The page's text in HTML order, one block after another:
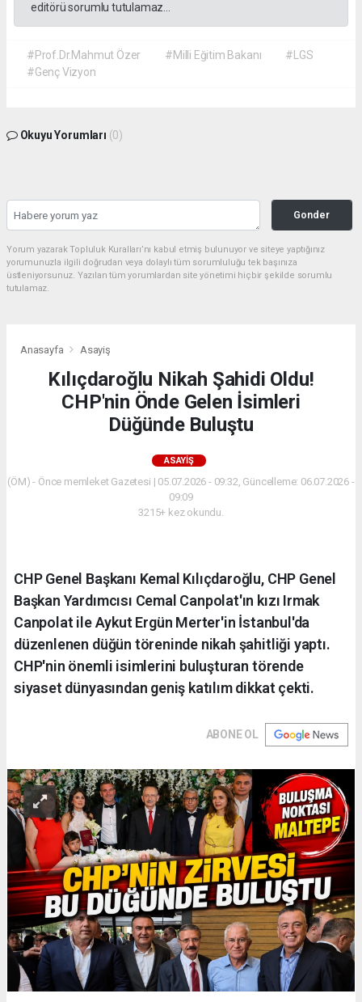
editörü sorumlu tutulamaz...
#Prof.Dr.Mahmut Özer #Milli Eğitim Bakanı
#LGS
#Genç Vizyon
Okuyu Yorumları (0)
Gonder
Yorum yazarak Topluluk Kuralları’nı kabul etmiş bulunuyor ve siteye yaptığınız
yorumunuzla ilgili doğrudan veya dolaylı tüm sorumluluğu tek başınıza
üstleniyorsunuz. Yazılan tüm yorumlardan site yönetimi hiçbir şekilde sorumlu
tutulamaz.
Anasayfa Asayiş
Kılıçdaroğlu Nikah Şahidi Oldu!
CHP'nin Önde Gelen İsimleri
Düğünde Buluştu
ASAYIŞ
(ÖM) - Önce memleket Gazetesi | 05.07.2026 - 09:32, Güncelleme: 06.07.2026 -
09:09
3215+ kez okundu.
CHP Genel Başkanı Kemal Kılıçdaroğlu, CHP Genel
Başkan Yardımcısı Cemal Canpolat'ın kızı Irmak
Canpolat ile Aykut Ergün Merter'in İstanbul'da
düzenlenen düğün töreninde nikah şahitliği yaptı.
CHP'nin önemli isimlerini buluşturan törende
siyaset dünyasından geniş katılım dikkat çekti.
ABONE OL